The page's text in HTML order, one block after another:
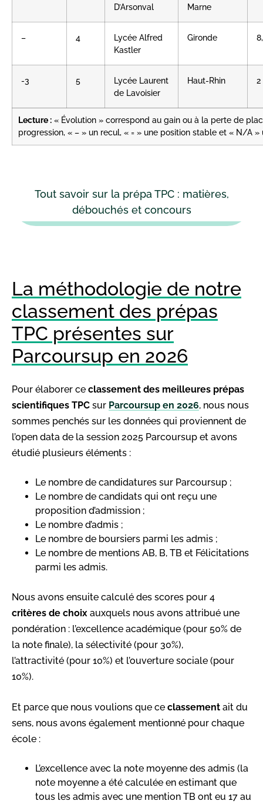
D’Arsonval
Marne
– 4
Lycée Alfred
Kastler
Gironde
-3 5
Lycée Laurent
de Lavoisier
Haut-Rhin 2
Lecture : « Évolution » correspond au gain ou à la perte de
progression, « – » un recul, « = » une position stable et « N/A
Tout savoir sur la prépa TPC : matières,
débouchés et concours
La méthodologie de notre
classement des prépas
TPC présentes sur
Parcoursup en 2026
Pour élaborer ce classement des meilleures prépas
scientifiques TPC sur Parcoursup en 2026, nous nous
sommes penchés sur les données qui proviennent de
l’open data de la session 2025 Parcoursup et avons
étudié plusieurs éléments :
Le nombre de candidatures sur Parcoursup ;
Le nombre de candidats qui ont reçu une
proposition d’admission ;
Le nombre d’admis ;
Le nombre de boursiers parmi les admis ;
Le nombre de mentions AB, B, TB et Félicitations
parmi les admis.
Nous avons ensuite calculé des scores pour 4
critères de choix auxquels nous avons attribué une
pondération : l’excellence académique (pour 50% de
la note finale), la sélectivité (pour 30%),
l’attractivité (pour 10%) et l’ouverture sociale (pour
10%).
Et parce que nous voulions que ce classement ait du
sens, nous avons également mentionné pour chaque
école :
L’excellence avec la note moyenne des admis (la
note moyenne a été calculée en estimant que
tous les admis avec une mention TB ont eu 17 au